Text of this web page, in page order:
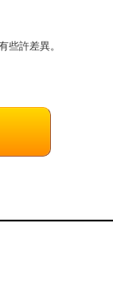
些許差異。